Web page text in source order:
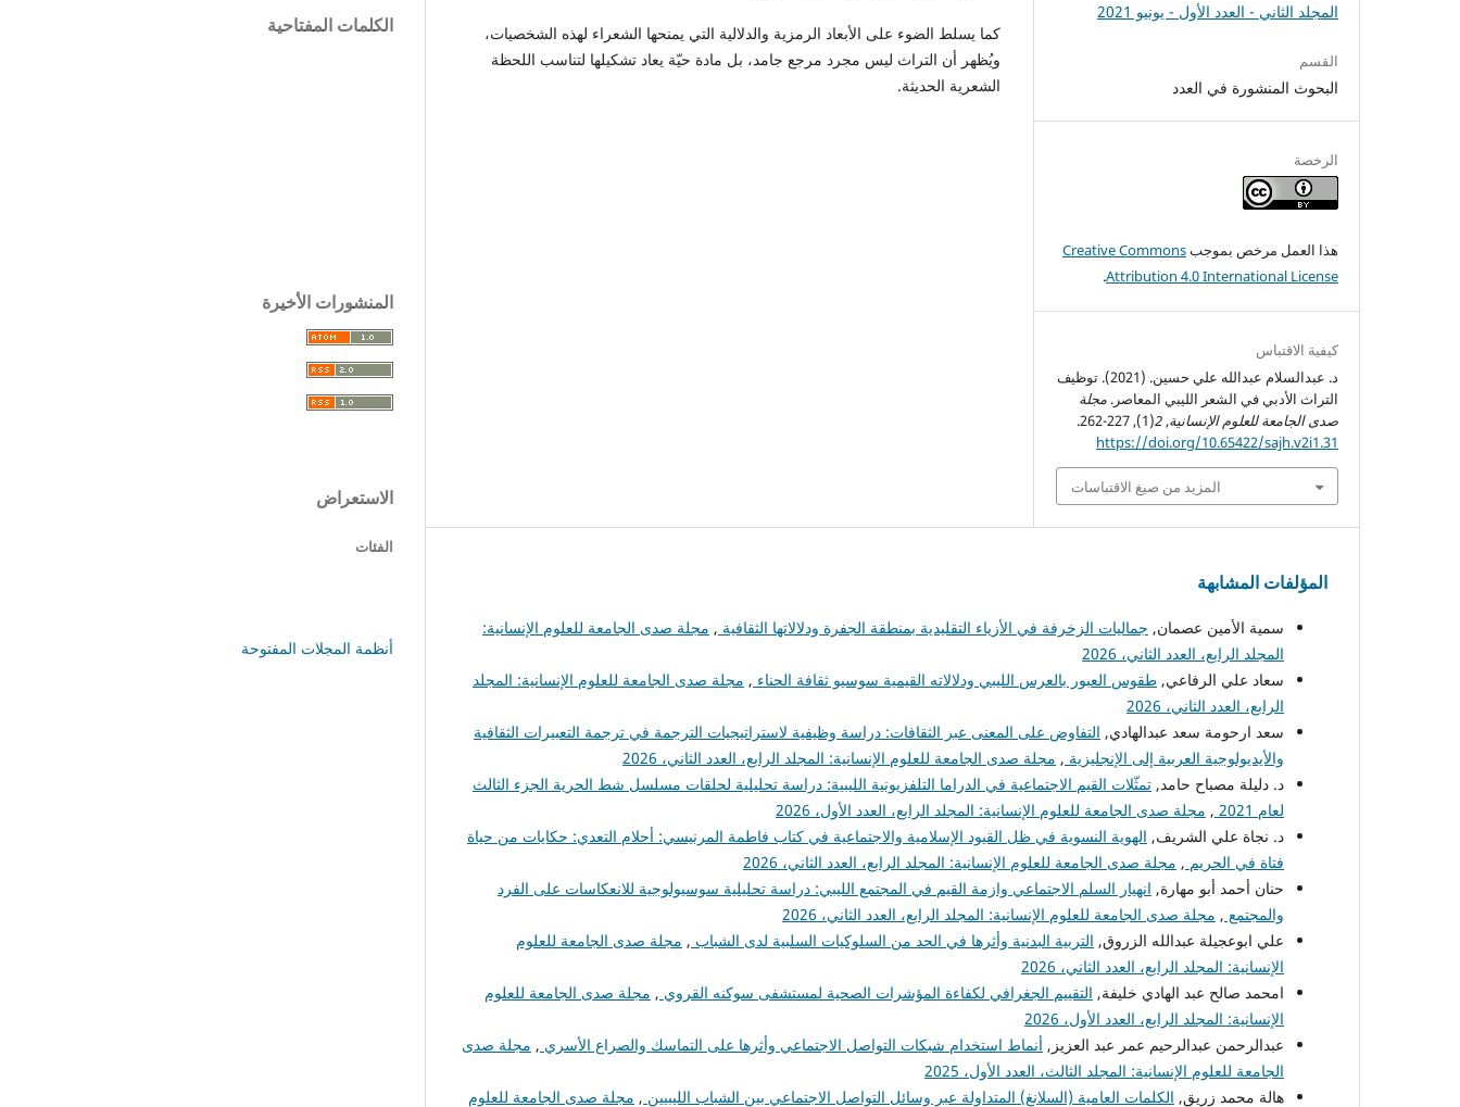
كما يسلط الضوء على الأبعاد الرمزية والدلالية التي يمنحها الشعراء لهذه الشخصيات،
ويُظهر أن التراث ليس مجرد مرجع جامد، بل مادة حيّة يعاد تشكيلها لتناسب اللحظة
الشعرية الحديثة.
المجلد الثاني - العدد الأول - يونيو 2021
القسم
البحوث المنشورة في العدد
الرخصة
هذا العمل مرخص بموجبCreative Commons
Attribution 4.0 International License
.
كيفية الاقتباس
د. عبدالسلام عبدالله علي حسين. (2021). توظيف
التراث الأدبي في الشعر الليبي المعاصر.مجلة
صدى الجامعة للعلوم الإنسانية,
2
(1), 227-262.
https://doi.org/10.65422/sajh.v2i1.31
المزيد من صيغ الاقتباسات
المؤلفات المشابهة
سمية الأمين عصمان, جماليات الزخرفة في الأزياء التقليدية بمنطقة الجفرة ودلالاتها الثقافية , مجلة صدى الجامعة للعلوم الإنسانية:
المجلد الرابع، العدد الثاني، 2026
سعاد علي الرفاعي, طقوس العبور بالعرس الليبي ودلالاته القيمية سوسيو ثقافة الحناء , مجلة صدى الجامعة للعلوم الإنسانية: المجلد
الرابع، العدد الثاني، 2026
سعد ارحومة سعد عبدالهادي, التفاوض على المعنى عبر الثقافات: دراسة وظيفية لاستراتيجيات الترجمة في ترجمة التعبيرات الثقافية
والأيديولوجية العربية إلى الإنجليزية , مجلة صدى الجامعة للعلوم الإنسانية: المجلد الرابع، العدد الثاني، 2026
د. دليلة مصباح حامد, تمثّلات القيم الاجتماعية في الدراما التلفزيونية الليبية: دراسة تحليلية لحلقات مسلسل شط الحرية الجزء الثالث
لعام 2021
, مجلة صدى الجامعة للعلوم الإنسانية: المجلد الرابع، العدد الأول، 2026
د. نجاة علي الشريف, الهوية النسوية في ظل القيود الإسلامية والاجتماعية في كتاب فاطمة المرنيسي: أحلام التعدي: حكايات من حياة
فتاة في الحريم , مجلة صدى الجامعة للعلوم الإنسانية: المجلد الرابع، العدد الثاني، 2026
حنان أحمد أبو مهارة, انهيار السلم الاجتماعي وازمة القيم في المجتمع الليبي: دراسة تحليلية سوسيولوجية للانعكاسات على الفرد
والمجتمع , مجلة صدى الجامعة للعلوم الإنسانية: المجلد الرابع، العدد الثاني، 2026
علي ابوعجيلة عبدالله الزروق, التربية البدنية وأثرها في الحد من السلوكيات السلبية لدى الشباب , مجلة صدى الجامعة للعلوم
الإنسانية: المجلد الرابع، العدد الثاني، 2026
امحمد صالح عبد الهادي خليفة, التقييم الجغرافي لكفاءة المؤشرات الصحية لمستشفى سوكنه القروي , مجلة صدى الجامعة للعلوم
الإنسانية: المجلد الرابع، العدد الأول، 2026
عبدالرحمن عبدالرحيم عمر عبد العزيز, أنماط استخدام شبكات التواصل الاجتماعي وأثرها على التماسك والصراع الأسري , مجلة صدى
الجامعة للعلوم الإنسانية: المجلد الثالث، العدد الأول، 2025
هالة محمد زريق, الكلمات العامية (السلانغ) المتداولة عبر وسائل التواصل الاجتماعي بين الشباب الليبيين , مجلة صدى الجامعة للعلوم
الكلمات المفتاحية
المنشورات الأخيرة
الاستعراض
الفئات
أنظمة المجلات المفتوحة